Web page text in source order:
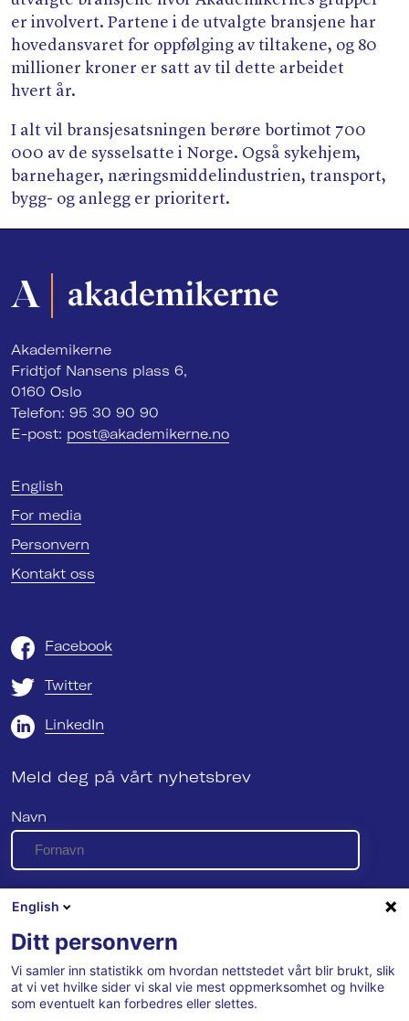
er involvert. Partene i de utvalgte bransjene har
hovedansvaret for oppfølging av tiltakene, og 80
millioner kroner er satt av til dette arbeidet
hvert år.
I alt vil bransjesatsningen berøre bortimot 700
000 av de sysselsatte i Norge. Også sykehjem,
barnehager, næringsmiddelindustrien, transport,
bygg- og anlegg er prioritert.
Akademikerne
Fridtjof Nansens plass 6,
0160 Oslo
Telefon: 95 30 90 90
E-post: post@akademikerne.no
English
For media
Personvern
Kontakt oss
Facebook
Twitter
LinkedIn
Meld deg på vårt nyhetsbrev
Navn
E-post
Se vår personvernerklæring her
English
Ditt personvern
Vi samler inn statistikk om hvordan nettstedet vårt blir brukt, slik
at vi vet hvilke sider vi skal vie mest oppmerksomhet og hvilke
som eventuelt kan forbedres eller slettes.